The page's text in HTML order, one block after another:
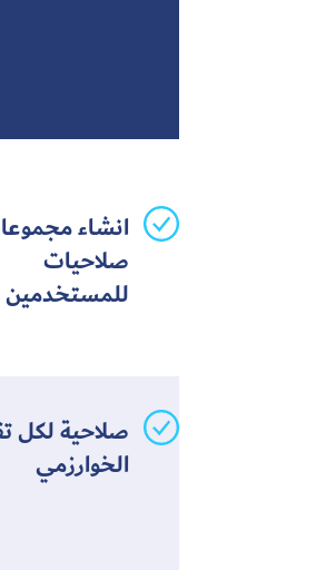
انشاء
صلاحيات
للمستخدمين
صلاحية لكل
الخوارزمي